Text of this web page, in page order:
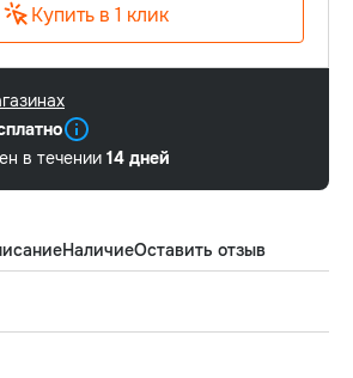
Купить в 1 клик
в течении 14 дней
НаличиеОставить отзыв